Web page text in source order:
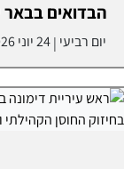
הבדואים בבאר
יום רביעי |24 יוני 2026